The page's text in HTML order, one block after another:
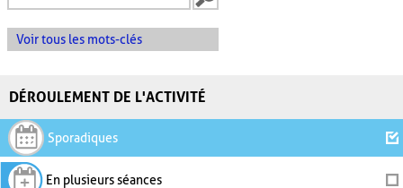
Voir tous les mots-clés
DÉROULEMENT DE L'ACTIVITÉ
Sporadiques
En plusieurs séances